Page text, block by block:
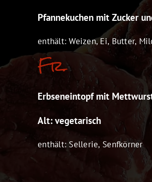
Pfannekuchen mit Zucker
enthält: Weizen, Ei, Butter,
Fr.
Erbseneintopf mit
Alt: vegetarisch
enthält: Sellerie, Senfkörner